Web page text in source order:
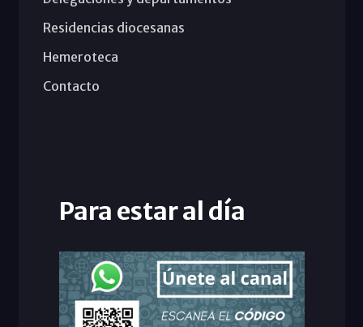
Residencias diocesanas
Hemeroteca
Contacto
Para estar al día